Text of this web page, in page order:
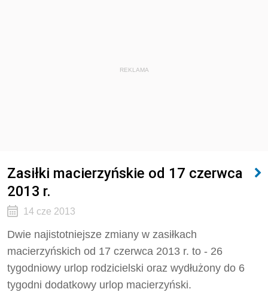
REKLAMA
Zasiłki macierzyńskie od 17 czerwca
2013 r.
14 cze 2013
Dwie najistotniejsze zmiany w zasiłkach
macierzyńskich od 17 czerwca 2013 r. to - 26
tygodniowy urlop rodzicielski oraz wydłużony do 6
tygodni dodatkowy urlop macierzyński.